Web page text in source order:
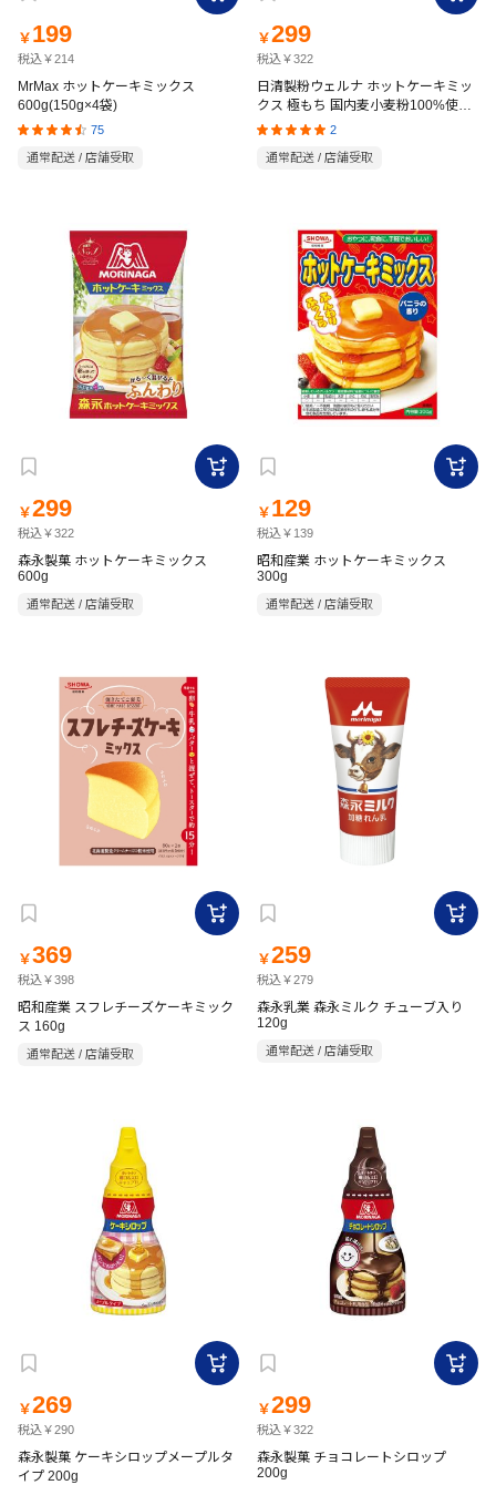
￥ 199
税込￥214
MrMax ホットケーキミックス
600g(150g×4袋)
75
通常配送 / 店舗受取
￥299
税込￥322
日清製粉ウェルナ ホットケーキミッ
クス 極もち 国内麦小麦粉100%使用
480g
2
通常配送 / 店舗受取
￥299
税込￥322
森永製菓 ホットケーキミックス
600g
通常配送 / 店舗受取
￥ 129
税込￥139
昭和産業 ホットケーキミックス
300g
通常配送 / 店舗受取
￥369
税込￥398
昭和産業 スフレチーズケーキミック
ス 160g
通常配送 / 店舗受取
￥259
税込￥279
森永乳業 森永ミルク チューブ入り
120g
通常配送 / 店舗受取
￥269
税込￥290
森永製菓 ケーキシロップメープルタ
イプ 200g
￥299
税込￥322
森永製菓 チョコレートシロップ
200g